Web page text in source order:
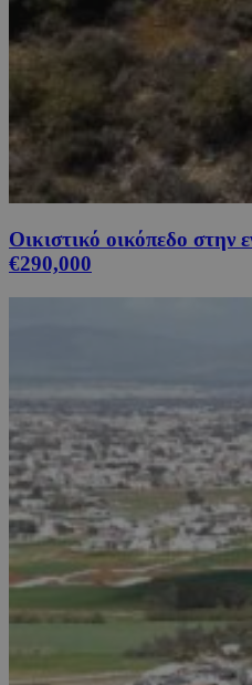
Οικιστικό οικόπεδο στην
€290,000